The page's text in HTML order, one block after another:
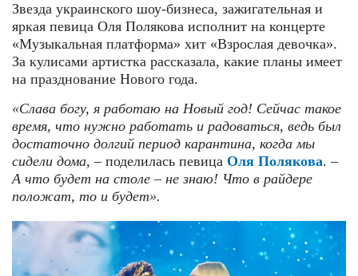
Звезда украинского шоу-бизнеса, зажигательная и
яркая певица Оля Полякова исполнит на концерте
«Музыкальная платформа» хит «Взрослая девочка».
За кулисами артистка рассказала, какие планы имеет
на празднование Нового года.
«Слава богу, я работаю на Новый год! Сейчас такое
время, что нужно работать и радоваться, ведь был
достаточно долгий период карантина, когда мы
сидели дома,– поделилась певица Оля Полякова. –
А что будет на столе – не знаю! Что в райдере
положат, то и будет».